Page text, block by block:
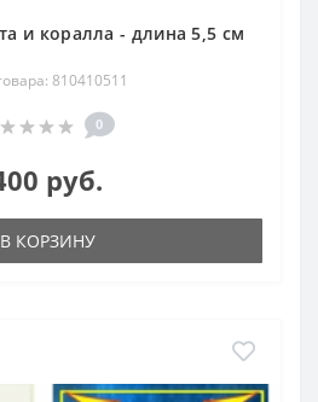
и коралла - длина 5,5 см
810410511
0
руб.
В КОРЗИНУ